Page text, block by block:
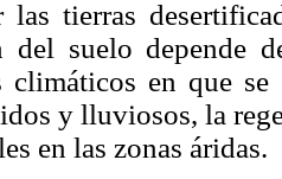
las tierras
del suelo
climáticos en que
y lluviosos, la
en las zonas áridas.